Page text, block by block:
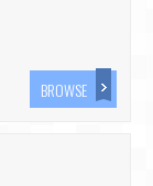
BROWSE